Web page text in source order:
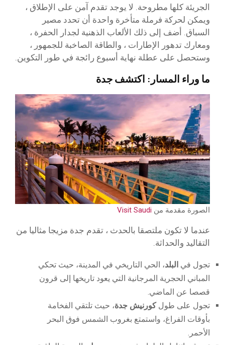
الجريئة كلها مطروحة. لا يوجد تقدم آمن على الإطلاق ،
ويمكن لحركة فرملة متأخرة واحدة أن تحدد مصير
السباق. أضف إلى ذلك الألعاب الذهنية لجدار الحفرة ،
ومعارك تدهور الإطارات ، والطاقة الصاخبة للجمهور ،
وستحصل على عطلة نهاية أسبوع رائجة في طور التكوين.
ما وراء المسار: اكتشف جدة
الصورة مقدمة من Visit Saudi
عندما لا تكون ملتصقا بالحدث ، تقدم جدة مزيجا مثاليا من
التقاليد والحداثة.
تجول في البلد، الحي التاريخي في المدينة، حيث تحكي
المباني الحجرية المرجانية التي يعود تاريخها إلى قرون
قصصا عن الماضي.
تجول على طولكورنيش جدة، حيث تلتقي الفخامة
بأوقات الفراغ، واستمتع بغروب الشمس فوق البحر
الأحمر.